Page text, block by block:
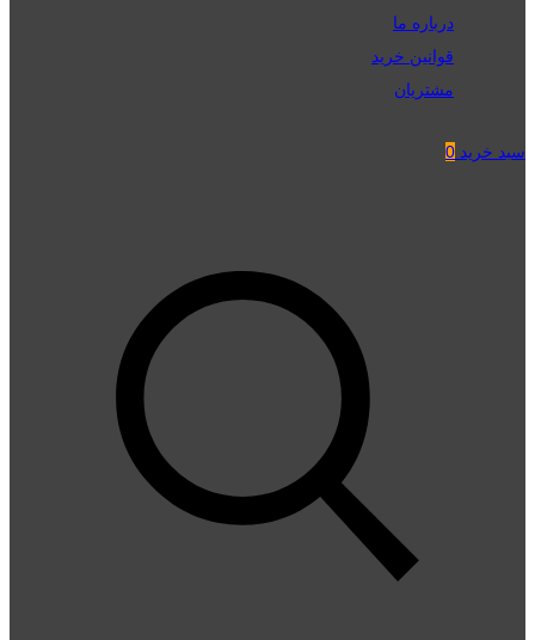
درباره ما
قوانین خرید
مشتریان
سبد خرید 0